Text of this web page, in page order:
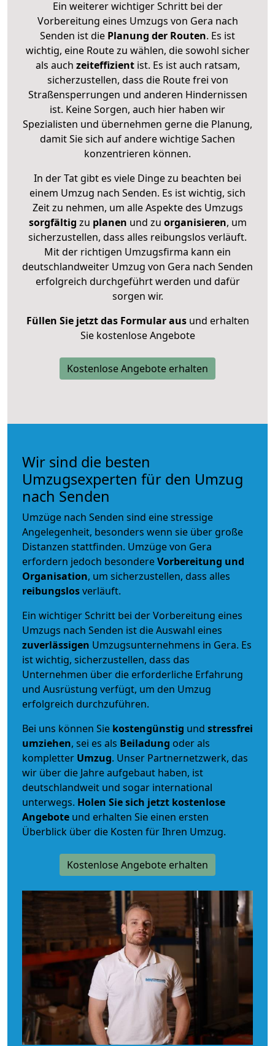
Ein weiterer wichtiger Schritt bei der
Vorbereitung eines Umzugs von Gera nach
Senden ist die Planung der Routen. Es ist
wichtig, eine Route zu wählen, die sowohl sicher
als auch zeiteffizientist. Es ist auch ratsam,
sicherzustellen, dass die Route frei von
Straßensperrungen und anderen Hindernissen
ist. Keine Sorgen, auch hier haben wir
Spezialisten und übernehmen gerne die Planung,
damit Sie sich auf andere wichtige Sachen
konzentrieren können.
In der Tat gibt es viele Dinge zu beachten bei
einem Umzug nach Senden. Es ist wichtig, sich
Zeit zu nehmen, um alle Aspekte des Umzugs
sorgfältig zu planen und zu organisieren, um
sicherzustellen, dass alles reibungslos verläuft.
Mit der richtigen Umzugsfirma kann ein
deutschlandweiter Umzug von Gera nach Senden
erfolgreich durchgeführt werden und dafür
sorgen wir.
Füllen Sie jetzt das Formular ausund erhalten
Sie kostenlose Angebote
Kostenlose Angebote erhalten
Wir sind die besten
Umzugsexperten für den Umzug
nach Senden
Umzüge nach Senden sind eine stressige
Angelegenheit, besonders wenn sie über große
Distanzen stattfinden. Umzüge von Gera
erfordern jedoch besondereVorbereitung und
Organisation, um sicherzustellen, dass alles
reibungslosverläuft.
Ein wichtiger Schritt bei der Vorbereitung eines
Umzugs nach Senden ist die Auswahl eines
zuverlässigen Umzugsunternehmens in Gera. Es
ist wichtig, sicherzustellen, dass das
Unternehmen über die erforderliche Erfahrung
und Ausrüstung verfügt, um den Umzug
erfolgreich durchzuführen.
Bei uns können Sie kostengünstig und stressfrei
umziehen, sei es als Beiladung oder als
kompletter Umzug. Unser Partnernetzwerk, das
wir über die Jahre aufgebaut haben, ist
deutschlandweit und sogar international
unterwegs. Holen Sie sich jetzt kostenlose
Angebote und erhalten Sie einen ersten
Überblick über die Kosten für Ihren Umzug.
Kostenlose Angebote erhalten